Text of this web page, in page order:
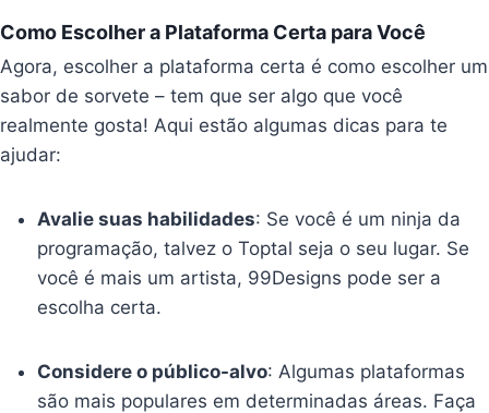
Como Escolher a Plataforma Certa para Você
Agora, escolher a plataforma certa é como escolher um
sabor de sorvete – tem que ser algo que você
realmente gosta! Aqui estão algumas dicas para te
ajudar:
Avalie suas habilidades: Se você é um ninja da
programação, talvez o Toptal seja o seu lugar. Se
você é mais um artista, 99Designs pode ser a
escolha certa.
Considere o público-alvo: Algumas plataformas
são mais populares em determinadas áreas. Faça